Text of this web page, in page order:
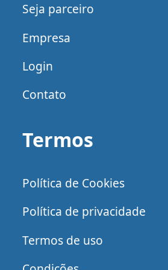
Seja parceiro
Empresa
Login
Contato
Termos
Política de Cookies
Política de privacidade
Termos de uso